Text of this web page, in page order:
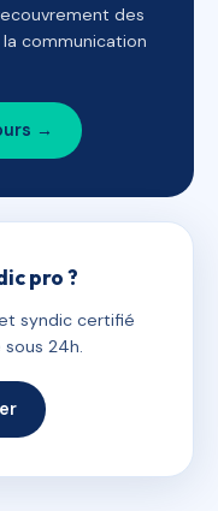
des
communication
→
pro ?
syndic certifié
sous 24h.